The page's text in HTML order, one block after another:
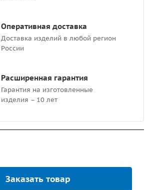
Оперативная доставка
Доставка изделий в любой регион
России
Расширенная гарантия
Гарантия на изготовленные
изделия – 10 лет
Заказать товар